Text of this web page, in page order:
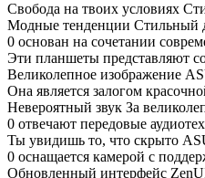
Свобода на твоих условиях
Модные тенденции Стильный
0 основан на сочетании
Эти планшеты представляют
Великолепное изображение
Она является залогом
Невероятный звук За
0 отвечают передовые
Ты увидишь то, что скрыто
0 оснащается камерой с
Обновленный интерфейс